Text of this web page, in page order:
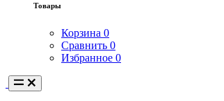
Товары
Корзина 0
Сравнить 0
Избранное 0